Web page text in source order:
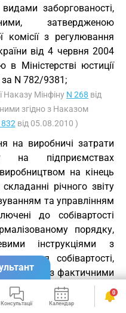
заборгованості,
затвердженою
з регулювання
від 4 червня 2004
в Міністерстві юстиції
N 782/9381;
Наказу Мінфіну N 268 від
згідно з Наказом
832 від 05.08.2010 )
на виробничі затрати
на підприємствах
на кінець
річного звіту
та управлінням
до собівартості
порядку,
інструкціями з
собівартості,
з фактичними
та експлуатацію
і
Консультації Календар Сервіси
0